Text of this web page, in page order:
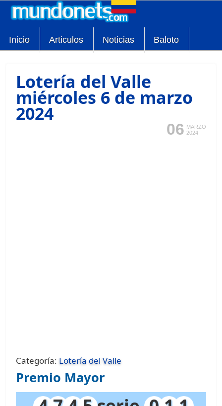
Inicio Articulos Noticias Baloto
Lotería del Valle
miércoles 6 de marzo
2024
06 MARZO
2024
Categoría: Lotería del Valle
Premio Mayor